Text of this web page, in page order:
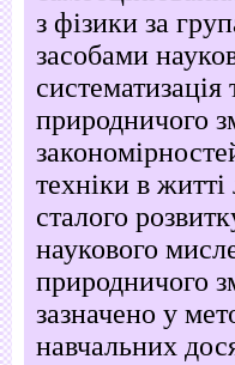
з фізики за
засобами
природничого
техніки в
сталого
наукового
природничого
зазначено у
навчальних